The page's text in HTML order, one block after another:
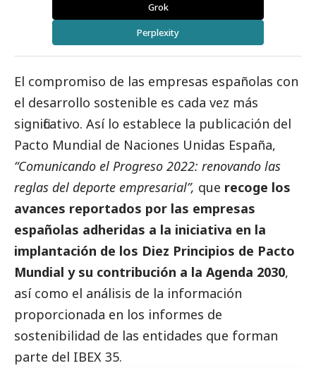
Grok
Perplexity
El compromiso de las empresas españolas con
el desarrollo sostenible es cada vez más
significativo. Así lo establece la publicación del
Pacto Mundial de Naciones Unidas España,
“Comunicando el Progreso 2022: renovando las
reglas del deporte empresarial”, que recoge los
avances reportados por las empresas
españolas adheridas a la iniciativa en la
implantación de los Diez Principios de Pacto
Mundial y su contribución a la Agenda 2030,
así como el análisis de la información
proporcionada en los informes de
sostenibilidad de las entidades que forman
parte del IBEX 35.